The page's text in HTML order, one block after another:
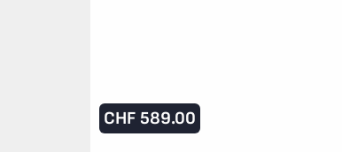
CHF 589.00